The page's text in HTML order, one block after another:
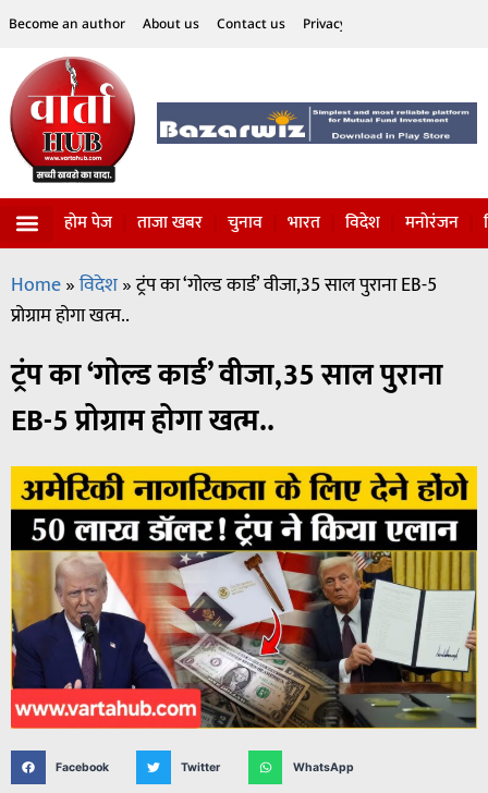
Become an author About us Contact us Privacy Policy
होम पेज ताजा खबर चुनाव भारत विदेश मनोरंजन
Home»विदेश»ट्रंप का ‘गोल्ड कार्ड’ वीजा,35 साल पुराना EB-5
प्रोग्राम होगा खत्म..
ट्रंप का ‘गोल्ड कार्ड’ वीजा,35 साल पुराना
EB-5 प्रोग्राम होगा खत्म..
Facebook Twitter WhatsApp